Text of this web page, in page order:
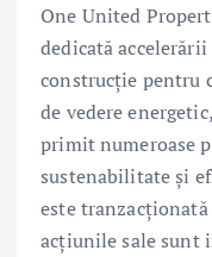
One United
dedicată
construcție pentru
de vedere
primit numeroase
sustenabilitate și
este
acțiunile sale sunt